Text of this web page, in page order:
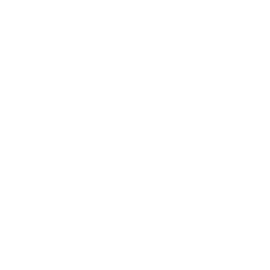
Высокий крутящий момент 66,5 Нм (2200 об/мин)
низкий уровень вредных выбросов.
уборки глубокого снега и жесткого наста. Система
условия и рельеф поверхности.